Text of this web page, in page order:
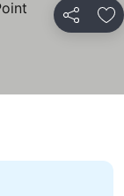
공유 즐